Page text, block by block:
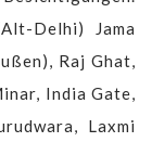
Delhi) Jama
Raj Ghat,
India Gate,
Laxmi